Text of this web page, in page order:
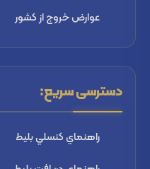
عوارض خروج از کشور
دسترسی سریع:
راهنماي كنسلي بليط